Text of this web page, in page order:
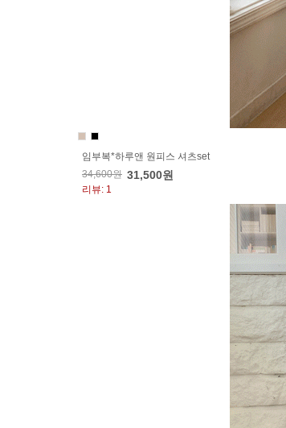
임부복*하루앤 원피스 셔츠set
34,600원 31,500원
리뷰: 1